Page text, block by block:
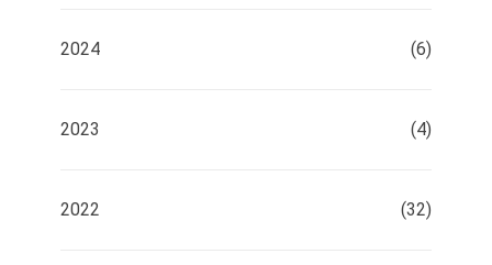
2024 (6)
2023 (4)
2022 (32)